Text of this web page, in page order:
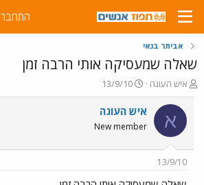
התחבר
אביתר בנאי
שאלה שמעסיקה אותי הרבה זמן
פ
ו
ת
ח
ה
ו
ש
א
איש העוגה
פ
ו
ר
ם
ר
13/9/10
א איש העוגה
New member
13/9/10